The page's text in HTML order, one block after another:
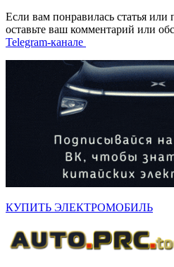
Если вам понравилась статья или
оставьте ваш комментарий или
Telegram-канале
КУПИТЬ ЭЛЕКТРОМОБИЛЬ